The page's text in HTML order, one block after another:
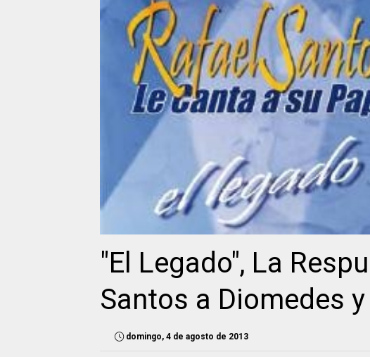
"El Legado", La
Santos a Diomedes
domingo, 4 de agosto de 2013